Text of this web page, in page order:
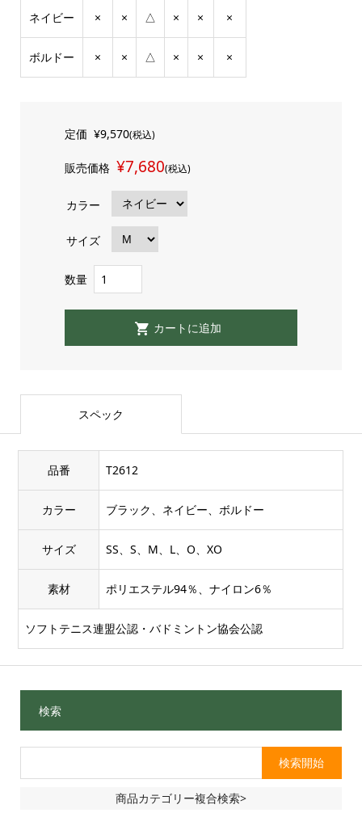
ネイビー × × △ × × ×
ボルドー × × △ × × ×
定価 ¥9,570(税込)
販売価格 ¥7,680(税込)
カラー
サイズ
数量
スペック
品番 T2612
カラー ブラック、ネイビー、ボルドー
サイズ SS、S、M、L、O、XO
素材 ポリエステル94％、ナイロン6％
ソフトテニス連盟公認・バドミントン協会公認
検索
商品カテゴリー複合検索>